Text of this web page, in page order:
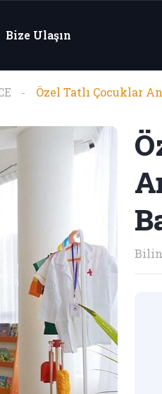
Bize Ulaşın
Özel Tatlı Çocuklar